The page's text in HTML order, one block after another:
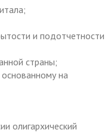
и подотчетности
страны;
на
олигархический